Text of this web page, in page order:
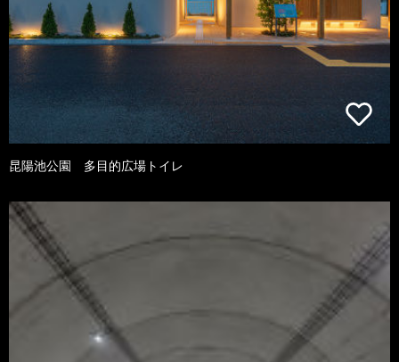
昆陽池公園 多目的広場トイレ